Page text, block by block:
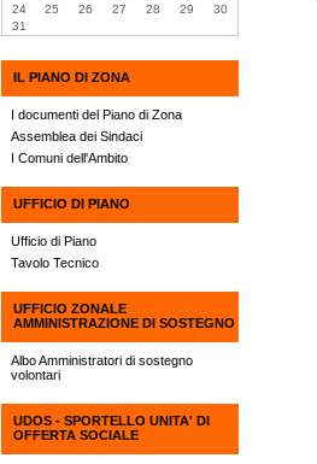
24
25 26 27 28 29
30
31
IL PIANO DI ZONA
I documenti del Piano di Zona
Assemblea dei Sindaci
I Comuni dell'Ambito
UFFICIO DI PIANO
Ufficio di Piano
Tavolo Tecnico
UFFICIO ZONALE
AMMINISTRAZIONE DI SOSTEGNO
Albo Amministratori di sostegno
volontari
UDOS - SPORTELLO UNITA' DI
OFFERTA SOCIALE